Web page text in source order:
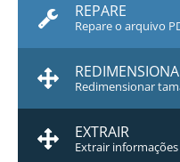
REPARE
Repare o arquivo
Redimensionar
EXTRAIR
Extrair